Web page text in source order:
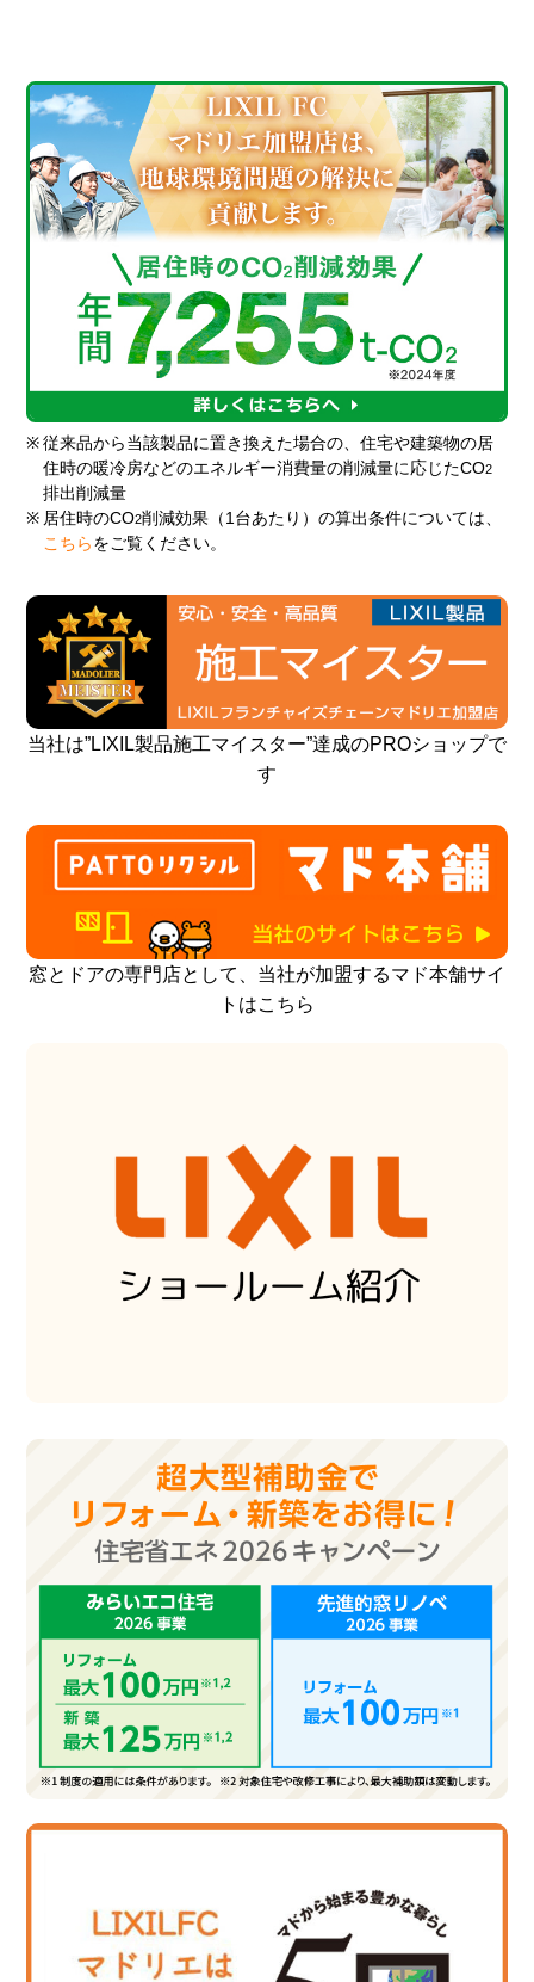
※ 従来品から当該製品に置き換えた場合の、住宅や建築物の居
住時の暖冷房などのエネルギー消費量の削減量に応じたCO2
排出削減量
※ 居住時のCO2削減効果（1台あたり）の算出条件については、
こちら をご覧ください。
当社は”LIXIL製品施工マイスター”達成のPROショップで
す
窓とドアの専門店として、当社が加盟するマド本舗サイ
トはこちら